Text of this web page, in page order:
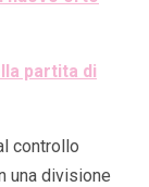
partita di
controllo
una divisione